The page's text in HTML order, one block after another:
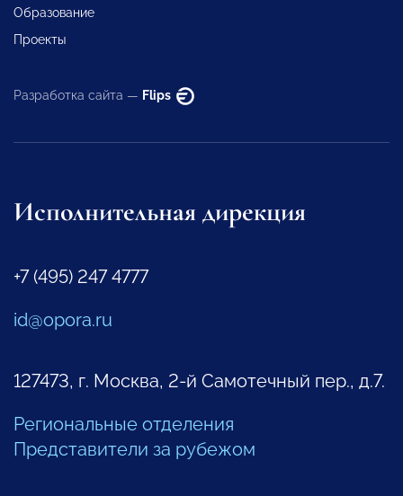
Образование
Проекты
Разработка сайта — Flips
Исполнительная дирекция
+7 (495) 247 4777
id@opora.ru
127473, г. Москва, 2-й Самотечный пер., д.7.
Региональные отделения
Представители за рубежом